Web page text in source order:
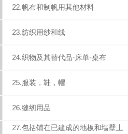
22.帆布和制帆用其他材料
23.纺织用纱和线
24.织物及其替代品-床单-桌布
25.服装，鞋，帽
26.缝纫用品
27.包括铺在已建成的地板和墙壁上